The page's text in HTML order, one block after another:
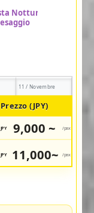
11 / Novembre
Prezzo (JPY)
JPY 9,000 ~ /pax
JPY 11,000~ /pax